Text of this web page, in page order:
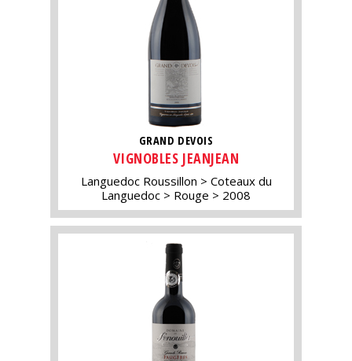
GRAND DEVOIS
VIGNOBLES JEANJEAN
Languedoc Roussillon
Coteaux du
Languedoc
Rouge 2008